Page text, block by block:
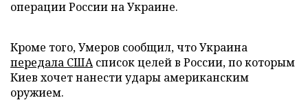
операции России на Украине.
Кроме того, Умеров сообщил, что Украина
передала СШАсписок целей в России, по которым
Киев хочет нанести удары американским
оружием.